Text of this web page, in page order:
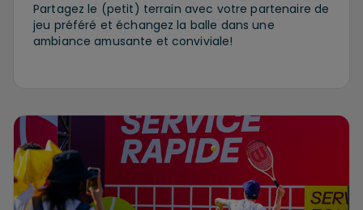
Partagez le (petit) terrain avec votre partenaire de
jeu préféré et échangez la balle dans une
ambiance amusante et conviviale!